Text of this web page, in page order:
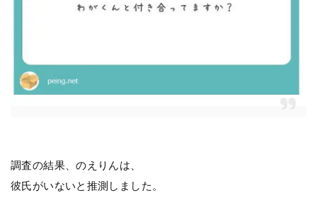
調査の結果、のえりんは、
彼氏がいないと推測しました。